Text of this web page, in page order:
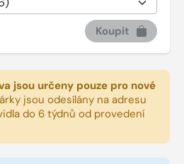
Koupit
jsou určeny pouze pro nové
jsou odesílány na adresu
do 6 týdnů od provedení